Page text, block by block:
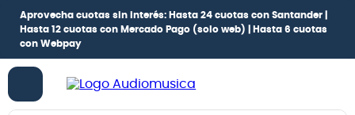
Aprovecha cuotas sin interés: Hasta 24 cuotas con Santander |
Hasta 12 cuotas con Mercado Pago (solo web) |
Hasta 6 cuotas
con Webpay